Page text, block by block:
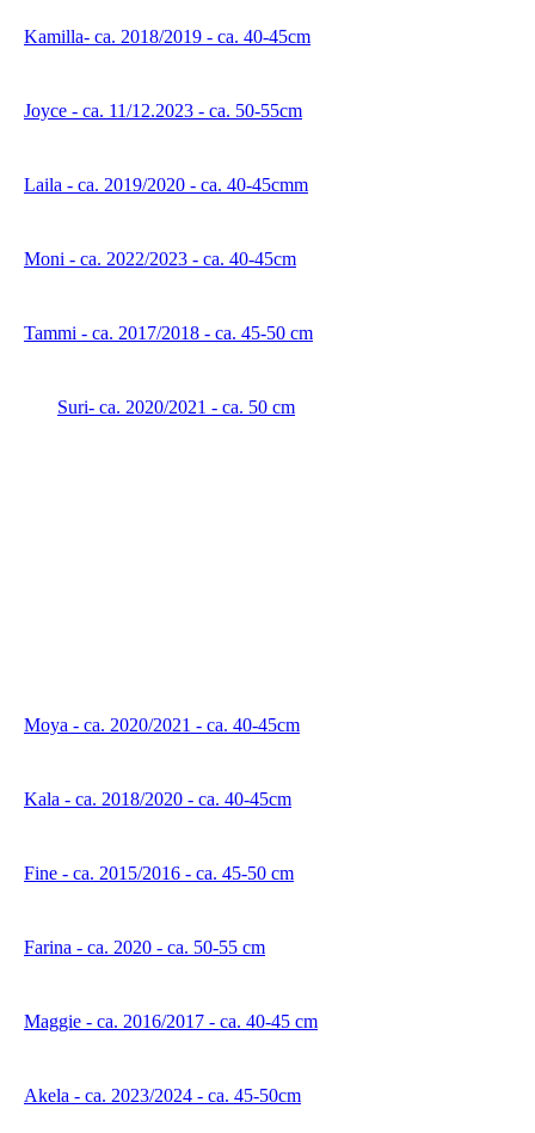
Kamilla- ca. 2018/2019 - ca. 40-45cm
Joyce - ca. 11/12.2023 - ca. 50-55cm
Laila - ca. 2019/2020 - ca. 40-45cmm
Moni - ca. 2022/2023 - ca. 40-45cm
Tammi - ca. 2017/2018 - ca. 45-50 cm
Suri- ca. 2020/2021 - ca. 50 cm
Moya - ca. 2020/2021 - ca. 40-45cm
Kala - ca. 2018/2020 - ca. 40-45cm
Fine - ca. 2015/2016 - ca. 45-50 cm
Farina - ca. 2020 - ca. 50-55 cm
Maggie - ca. 2016/2017 - ca. 40-45 cm
Akela - ca. 2023/2024 - ca. 45-50cm